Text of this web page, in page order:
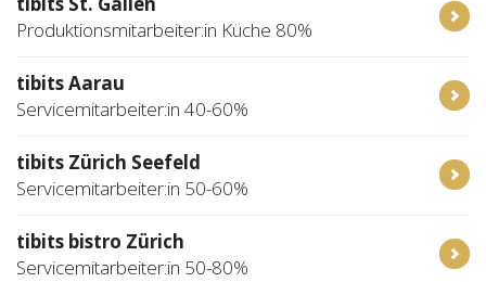
Produktionsmitarbeiter:in Küche 80%
tibits Aarau
Servicemitarbeiter:in 40-60%
tibits Zürich Seefeld
Servicemitarbeiter:in 50-60%
tibits bistro Zürich
Servicemitarbeiter:in 50-80%